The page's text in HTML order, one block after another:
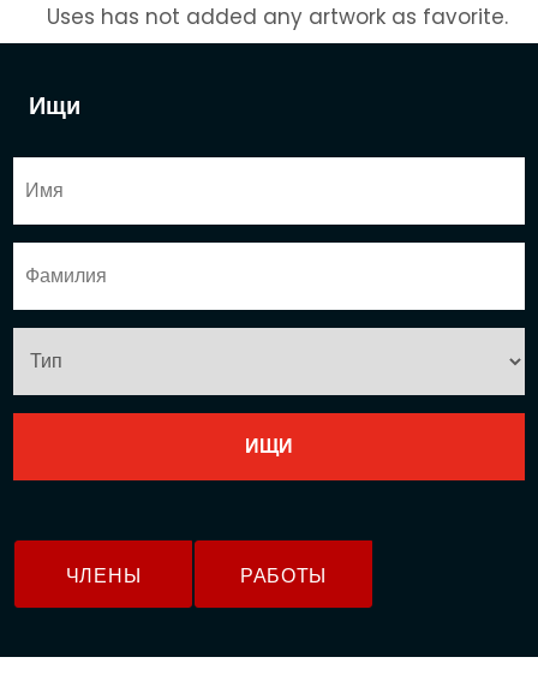
Ищи
ЧЛЕНЫ РАБОТЫ
Uses has not added any artwork as favorite.